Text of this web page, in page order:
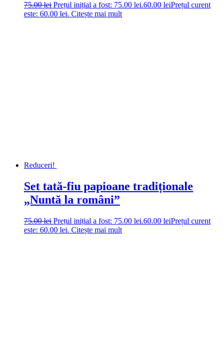
75.00lei Prețul inițial a fost: 75.00 lei.60.00 leiPrețul curent
este: 60.00 lei. Citește mai mult
Reduceri!
Set tată-fiu papioane tradiționale
„Nuntă la români”
75.00lei Prețul inițial a fost: 75.00 lei.60.00 leiPrețul curent
este: 60.00 lei. Citește mai mult